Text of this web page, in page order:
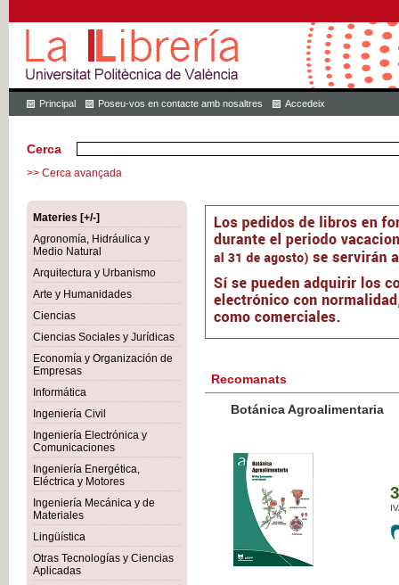
Principal Poseu-vos en contacte amb nosaltres Accedeix
Cerca
>> Cerca avançada
Materies [+/-]
Agronomía, Hidráulica y
Medio Natural
Arquitectura y Urbanismo
Arte y Humanidades
Ciencias
Ciencias Sociales y Jurídicas
Economía y Organización de
Empresas
Informática
Ingeniería Civil
Ingeniería Electrónica y
Comunicaciones
Ingeniería Energética,
Eléctrica y Motores
Ingeniería Mecánica y de
Materiales
Lingüística
Otras Tecnologías y Ciencias
Aplicadas
Recomanats
Botánica Agroalimentaria
IVA